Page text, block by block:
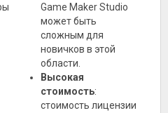
Game Maker Studio
может быть
сложным для
новичков в этой
области.
Высокая
стоимость:
стоимость лицензии